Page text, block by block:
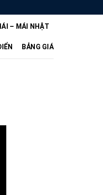
– MÁI NHẬT
BẢNG GIÁ